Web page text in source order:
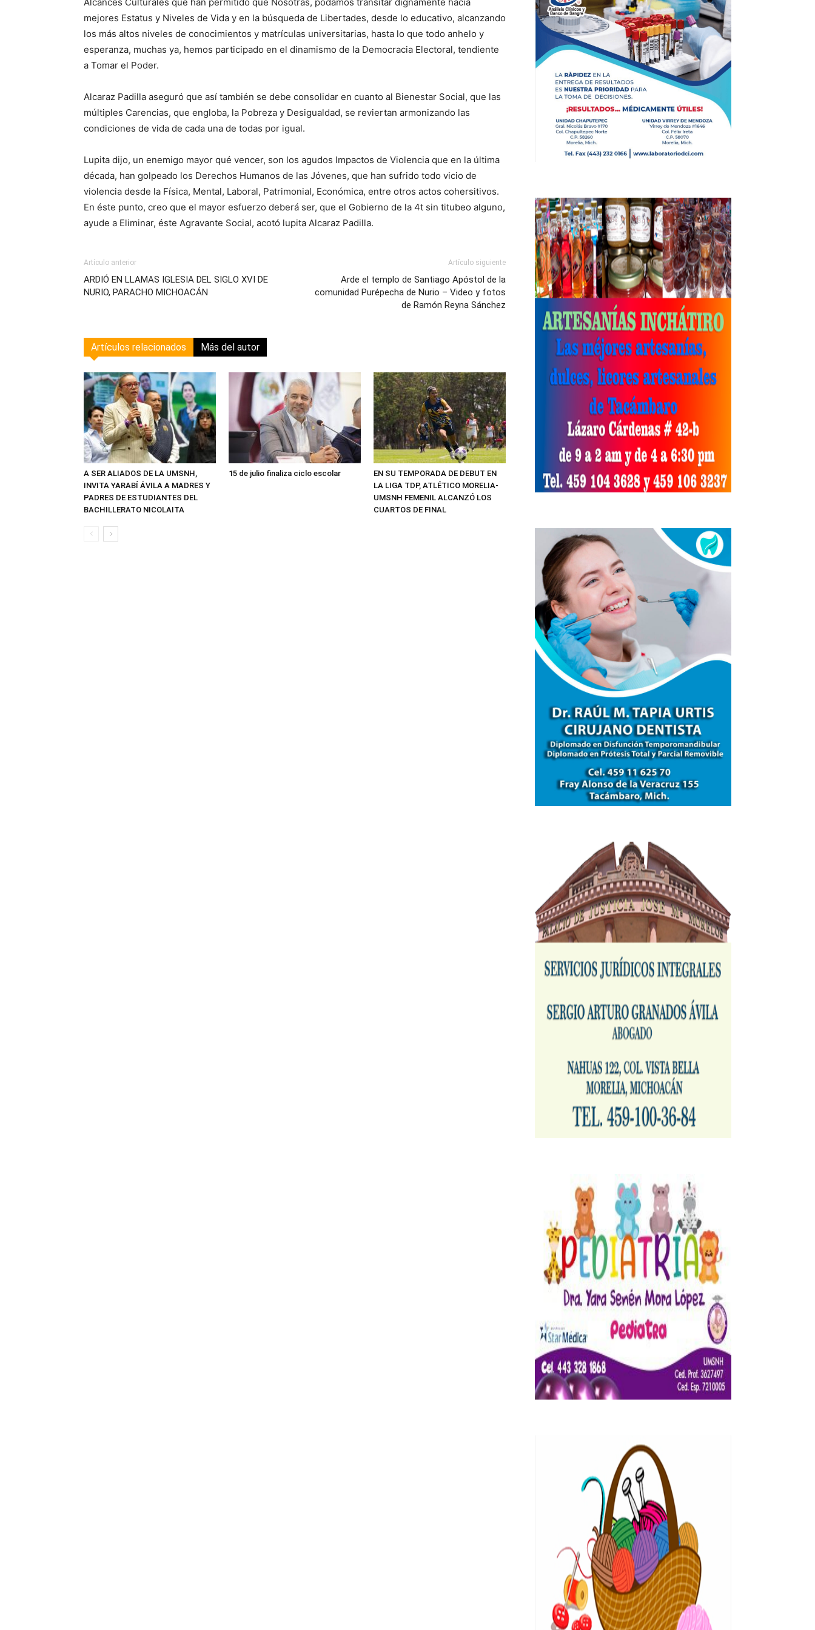
mejores Estatus y Niveles de Vida y en la búsqueda de Libertades, desde lo educativo, alcanzando
los más altos niveles de conocimientos y matrículas universitarias, hasta lo que todo anhelo y
esperanza, muchas ya, hemos participado en el dinamismo de la Democracia Electoral, tendiente
a Tomar el Poder.
Alcaraz Padilla aseguró que así también se debe consolidar en cuanto al Bienestar Social, que las
múltiples Carencias, que engloba, la Pobreza y Desigualdad, se reviertan armonizando las
condiciones de vida de cada una de todas por igual.
Lupita dijo, un enemigo mayor qué vencer, son los agudos Impactos de Violencia que en la última
década, han golpeado los Derechos Humanos de las Jóvenes, que han sufrido todo vicio de
violencia desde la Física, Mental, Laboral, Patrimonial, Económica, entre otros actos cohersitivos.
En éste punto, creo que el mayor esfuerzo deberá ser, que el Gobierno de la 4t sin titubeo alguno,
ayude a Eliminar, éste Agravante Social, acotó lupita Alcaraz Padilla.
Artículo anterior
ARDIÓ EN LLAMAS IGLESIA DEL SIGLO XVI DE
NURIO, PARACHO MICHOACÁN
Artículo siguiente
Arde el templo de Santiago Apóstol de la
comunidad Purépecha de Nurio – Video y fotos
de Ramón Reyna Sánchez
Artículos relacionados Más del autor
A SER ALIADOS DE LA UMSNH,
INVITA YARABÍ ÁVILA A MADRES Y
PADRES DE ESTUDIANTES DEL
BACHILLERATO NICOLAITA
15 de julio finaliza ciclo escolar
EN SU TEMPORADA DE DEBUT EN
LA LIGA TDP, ATLÉTICO MORELIA-
UMSNH FEMENIL ALCANZÓ LOS
CUARTOS DE FINAL